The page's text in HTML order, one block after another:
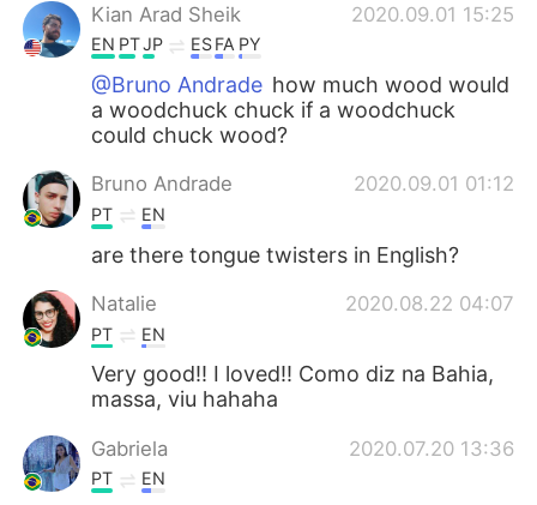
Kian Arad Sheik 2020.09.01 15:25
EN PTJP ESFA PY
@Bruno Andrade how much wood would
a woodchuck chuck if a woodchuck
could chuck wood?
Bruno Andrade 2020.09.01 01:12
PT EN
are there tongue twisters in English?
Natalie 2020.08.22 04:07
PT EN
Very good!! I loved!! Como diz na Bahia,
massa, viu hahaha
Gabriela 2020.07.20 13:36
PT EN